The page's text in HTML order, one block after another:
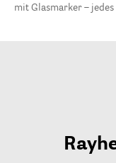
mit Glasmarker –